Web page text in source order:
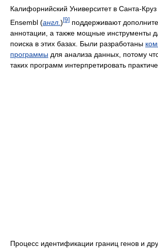
Калифорнийский Университет в Санта-Круз
Ensembl (англ. ) [9] поддерживают
аннотации, а также мощные инструменты
поиска в этих базах. Были разработаны
программы для анализа данных, потому
таких программ интерпретировать
Процесс идентификации границ генов и